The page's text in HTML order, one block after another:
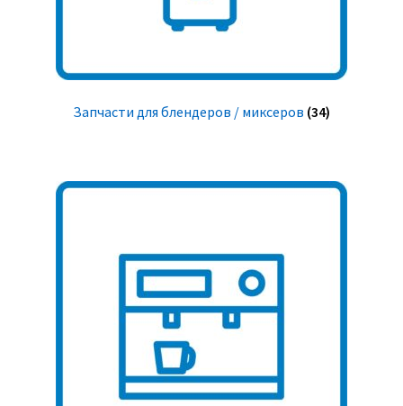
Запчасти для блендеров / миксеров (34)